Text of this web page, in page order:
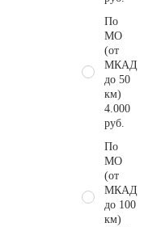
По
МО
(от
МКАД
до 50
км)
4.000
руб.
По
МО
(от
МКАД
до 100
км)